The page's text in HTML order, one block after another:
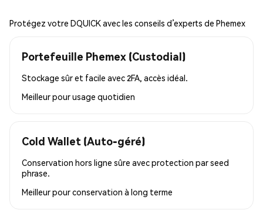
Protégez votre DQUICK avec les conseils d’experts de Phemex
Portefeuille Phemex (Custodial)
Stockage sûr et facile avec 2FA, accès idéal.
Meilleur pourusage quotidien
Cold Wallet (Auto-géré)
Conservation hors ligne sûre avec protection par seed
phrase.
Meilleur pourconservation à long terme